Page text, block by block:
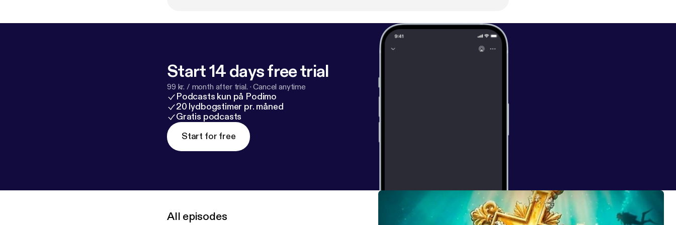
Start 14 days free trial
99 kr. / month after trial. ·Cancel anytime
Podcasts kun på Podimo
20 lydbogstimer pr. måned
Gratis podcasts
Start for free
All episodes